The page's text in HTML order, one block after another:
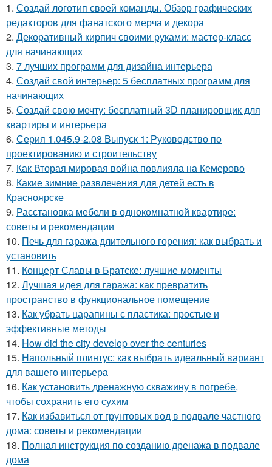
1. Создай логотип своей команды. Обзор графических
редакторов для фанатского мерча и декора
2. Декоративный кирпич своими руками: мастер-класс
для начинающих
3. 7 лучших программ для дизайна интерьера
4. Создай свой интерьер: 5 бесплатных программ для
начинающих
5. Создай свою мечту: бесплатный 3D планировщик для
квартиры и интерьера
6. Серия 1.045.9-2.08 Выпуск 1: Руководство по
проектированию и строительству
7. Как Вторая мировая война повлияла на Кемерово
8. Какие зимние развлечения для детей есть в
Красноярске
9. Расстановка мебели в однокомнатной квартире:
советы и рекомендации
10. Печь для гаража длительного горения: как выбрать и
установить
11. Концерт Славы в Братске: лучшие моменты
12. Лучшая идея для гаража: как превратить
пространство в функциональное помещение
13. Как убрать царапины с пластика: простые и
эффективные методы
14. How did the city develop over the centuries
15. Напольный плинтус: как выбрать идеальный вариант
для вашего интерьера
16. Как установить дренажную скважину в погребе,
чтобы сохранить его сухим
17. Как избавиться от грунтовых вод в подвале частного
дома: советы и рекомендации
18. Полная инструкция по созданию дренажа в подвале
дома